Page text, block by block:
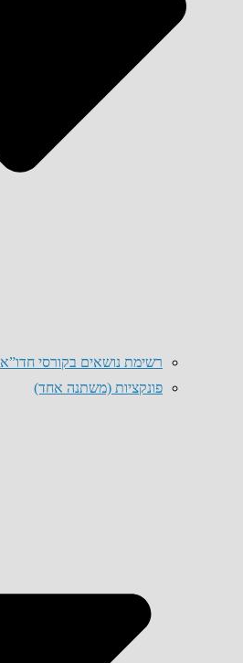
רשימת נושאים בקורסי חדו”א
פונקציות (משתנה אחד)